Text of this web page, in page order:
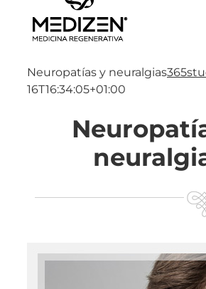
Neuropatías y neuralgias
16T16:34:05+01:00